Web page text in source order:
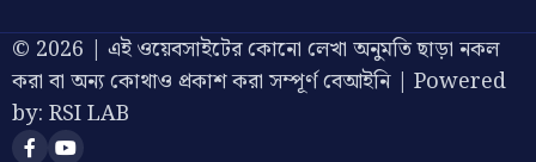
© 2026 | এই ওয়েবসাইটের কোনো লেখা অনুমতি ছাড়া নকল
করা বা অন্য কোথাও প্রকাশ করা সম্পূর্ণ বেআইনি | Powered
by: RSI LAB